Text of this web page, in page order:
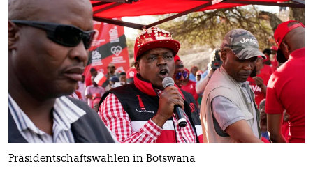
Präsidentschaftswahlen in Botswana